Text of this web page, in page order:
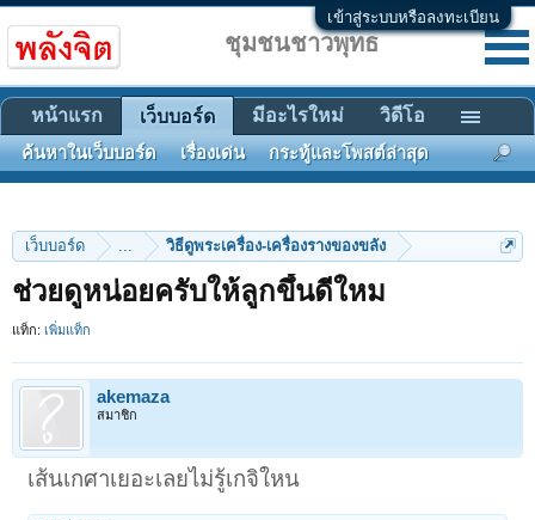
เข้าสู่ระบบหรือลงทะเบียน
เว็บบอร์ด ... วิธีดูพระเครื่อง-เครื่องรางของขลัง
ช่วยดูหน่อยครับให้ลูกขึ้นดีใหม
แท็ก: เพิ่มแท็ก
akemaza
สมาชิก
เส้นเกศาเยอะเลยไม่รู้เกจิใหน
ชุมชนชาวพุทธ
หน้าแรก เว็บบอร์ด
ค้นหาในเว็บบอร์ด เรื่องเด่น กระทู้และโพสต์ล่าสุด
มีอะไรใหม่ วิดีโอ